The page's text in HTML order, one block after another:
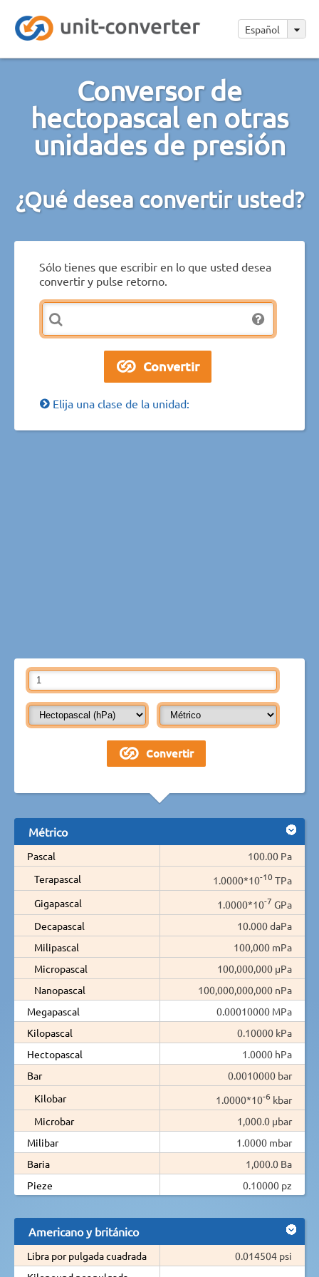
Español
Conversor de
hectopascal en otras
unidades de presión
¿Qué desea convertir usted?
Sólo tienes que escribir en lo que usted desea
convertir y pulse retorno.
Elija una clase de la unidad:
Métrico
Pascal
100.00 Pa
Terapascal
1.0000*10-10 TPa
Gigapascal
1.0000*10-7 GPa
Decapascal
10.000 daPa
Milipascal
100,000 mPa
Micropascal
100,000,000 µPa
Nanopascal
100,000,000,000 nPa
Megapascal
0.00010000 MPa
Kilopascal
0.10000 kPa
Hectopascal
1.0000 hPa
Bar
0.0010000 bar
Kilobar
1.0000*10-6 kbar
Microbar
1,000.0 µbar
Milibar
1.0000 mbar
Baria
1,000.0 Ba
Pieze
0.10000 pz
Americano y británico
Libra por pulgada cuadrada
0.014504 psi